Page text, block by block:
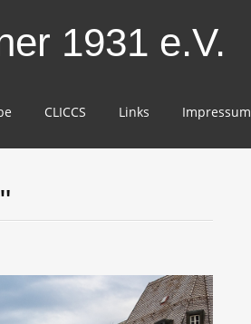
1931 e.V.
CLICCS Links Impressum